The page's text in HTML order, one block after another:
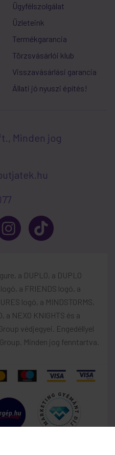
Ügyfélszolgálat
Üzleteink
Termékgarancia
Törzsvásárlói klub
Visszavásárlási garancia
Állati jó nyuszi építés!
Minden jog
a DUPLO, a DUPLO
a FRIENDS logó, a
logó, a MINDSTORMS,
a NEXO KNIGHTS és a
védjegyei. Engedéllyel
Minden jog fenntartva.